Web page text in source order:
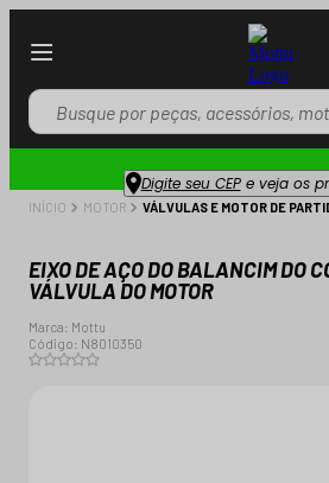
Digite seu CEPe veja os
INÍCIO MOTOR VÁLVULAS E MOTOR DE
EIXO DE AÇO DO BALANCIM DO
VÁLVULA DO MOTOR
Marca: Mottu
Código: N8010350